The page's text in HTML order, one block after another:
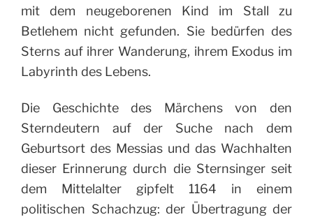
mit dem neugeborenen Kind im Stall zu
Betlehem nicht gefunden. Sie bedürfen des
Sterns auf ihrer Wanderung, ihrem Exodus im
Labyrinth des Lebens.
Die Geschichte des Märchens von den
Sterndeutern auf der Suche nach dem
Geburtsort des Messias und das Wachhalten
dieser Erinnerung durch die Sternsinger seit
dem Mittelalter gipfelt 1164 in einem
politischen Schachzug: der Übertragung der